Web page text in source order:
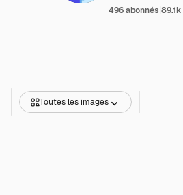
496 abonnés|
Toutes les images